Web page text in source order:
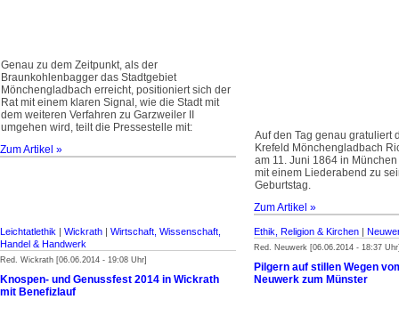
Genau zu dem Zeitpunkt, als der
Braunkohlenbagger das Stadtgebiet
Mönchengladbach erreicht, positioniert sich der
Rat mit einem klaren Signal, wie die Stadt mit
dem weiteren Verfahren zu Garzweiler II
umgehen wird, teilt die Pressestelle mit:
Zum Artikel »
Auf den Tag genau gratuliert
Krefeld Mönchengladbach
am 11. Juni 1864 in
mit einem Liederabend zu
Geburtstag.
Zum Artikel »
Leichtatlethik | Wickrath | Wirtschaft, Wissenschaft,
Handel & Handwerk
Red. Wickrath [06.06.2014 - 19:08 Uhr]
Knospen- und Genussfest 2014 in Wickrath
mit Benefizlauf
Ethik, Religion & Kirchen |
Red. Neuwerk [06.06.2014 - 18:37
Pilgern auf stillen Wegen
Neuwerk zum Münster